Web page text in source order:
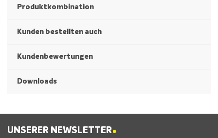
Produktkombination
Kunden bestellten auch
Kundenbewertungen
Downloads
UNSERER NEWSLETTER.